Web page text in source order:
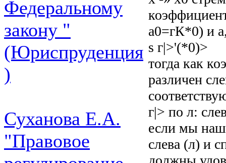
Федеральному
закону "
(Юриспруденция
)
Суханова Е.А.
"Правовое
а0=гК*0) и
s г|>'(*0)>
тогда как
различен
г|> по л:
если мы
слева (л) и